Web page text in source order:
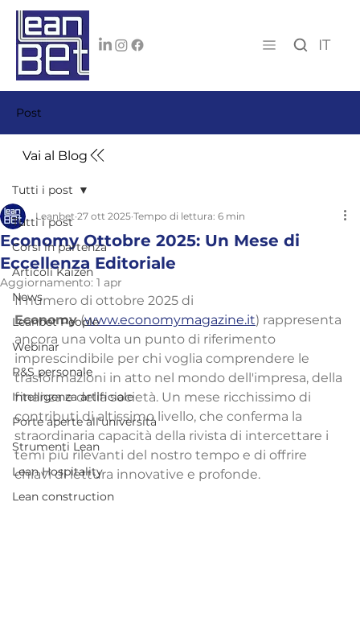
IT
Post
Vai al Blog
Tutti i post
Corsi in partenza
Articoli Kaizen
News
Leanbet People
Webinar
R&S personale
Intelligenza artificiale
Porte aperte all'università
Strumenti Lean
Lean Hospitality
Lean construction
Tutti i post
Economy Ottobre 2025: Un Mese di
Eccellenza Editoriale
Leanbet 27 ott 2025 Tempo di lettura: 6 min
Aggiornamento: 1 apr
Il numero di ottobre 2025 di
Economy (www.economymagazine.it) rappresenta
ancora una volta un punto di riferimento
imprescindibile per chi voglia comprendere le
trasformazioni in atto nel mondo dell'impresa, della
finanza e della società. Un mese ricchissimo di
contributi di altissimo livello, che conferma la
straordinaria capacità della rivista di intercettare i
temi più rilevanti del nostro tempo e di offrire
chiavi di lettura innovative e profonde.